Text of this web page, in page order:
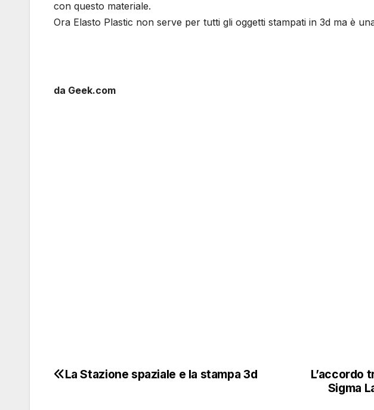
con questo materiale.
Ora Elasto Plastic non serve per tutti gli oggetti stampati in 3d ma è
da Geek.com
Navigazione
L’accordo
Sigma
La Stazione spaziale e la stampa 3d